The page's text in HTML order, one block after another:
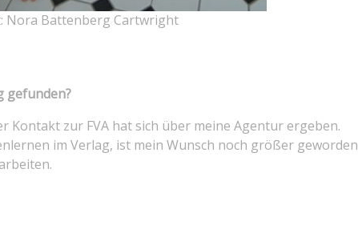
Nora Battenberg Cartwright
gefunden?
Kontakt zur FVA hat sich über meine Agentur ergeben.
im Verlag, ist mein Wunsch noch größer geworden